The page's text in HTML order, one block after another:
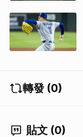
轉發 (0)
貼文 (0)